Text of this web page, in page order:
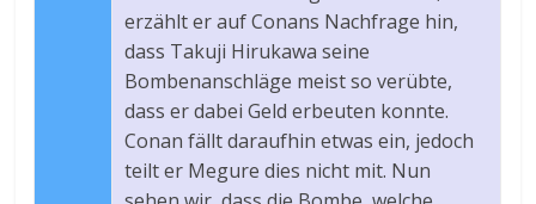
erzählt er auf Conans Nachfrage hin,
dass Takuji Hirukawa seine
Bombenanschläge meist so verübte,
dass er dabei Geld erbeuten konnte.
Conan fällt daraufhin etwas ein, jedoch
teilt er Megure dies nicht mit. Nun